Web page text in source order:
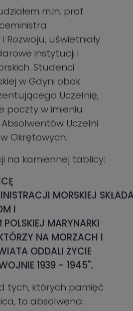
m.in. prof.
uświetniały
instytucji i
Studenci
w Gdyni obok
Uczelnię,
poczty w imieniu
Uczelni
Okrętowych.
na kamiennej tablicy:
MORSKIEJ
I
MARYNARKI
NA MORZACH I
ODDALI ŻYCIE
1939 - 1945".
tych, których pamięć
to absolwenci